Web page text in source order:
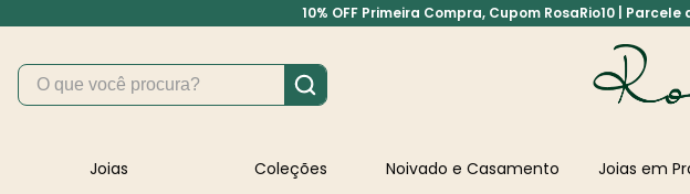
10% OFF Primeira Compra, Cupom RosaRio10 |
O que você procura?
Joias Coleções Noivado e Casamento Joias em